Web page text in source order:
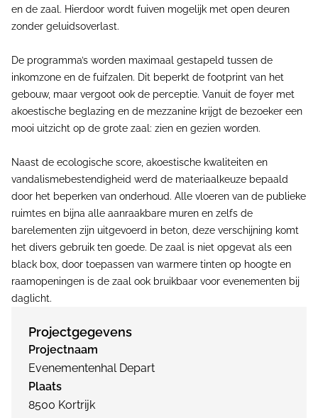
en de zaal. Hierdoor wordt fuiven mogelijk met open deuren
zonder geluidsoverlast.
De programma’s worden maximaal gestapeld tussen de
inkomzone en de fuifzalen. Dit beperkt de footprint van het
gebouw, maar vergoot ook de perceptie. Vanuit de foyer met
akoestische beglazing en de mezzanine krijgt de bezoeker een
mooi uitzicht op de grote zaal: zien en gezien worden.
Naast de ecologische score, akoestische kwaliteiten en
vandalismebestendigheid werd de materiaalkeuze bepaald
door het beperken van onderhoud. Alle vloeren van de publieke
ruimtes en bijna alle aanraakbare muren en zelfs de
barelementen zijn uitgevoerd in beton, deze verschijning komt
het divers gebruik ten goede. De zaal is niet opgevat als een
black box, door toepassen van warmere tinten op hoogte en
raamopeningen is de zaal ook bruikbaar voor evenementen bij
daglicht.
Projectgegevens
Projectnaam
Evenementenhal Depart
Plaats
8500 Kortrijk